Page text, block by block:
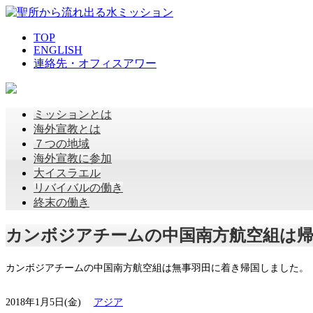
TOP
ENGLISH
連絡先・オフィスアワー
ミッションとは
海外宣教とは
７つの地域
海外宣教に参加
大イスラエル
リバイバルの働き
終末の働き
カンボジアチームの中国南方航空組は
カンボジアチームの中国南方航空組は無事羽田に着き帰国しました。
2018年1月5日(金) アジア